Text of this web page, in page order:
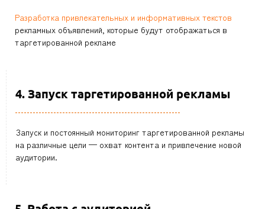
Разработка привлекательных и информативных текстов
рекламных объявлений, которые будут отображаться в
таргетированной рекламе
4. Запуск таргетированной рекламы
Запуск и постоянный мониторинг таргетированной рекламы
на различные цели — охват контента и привлечение новой
аудитории.